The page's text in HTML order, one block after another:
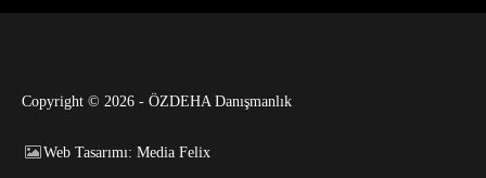
Copyright © 2026 - ÖZDEHA Danışmanlık
Web Tasarımı: Media Felix